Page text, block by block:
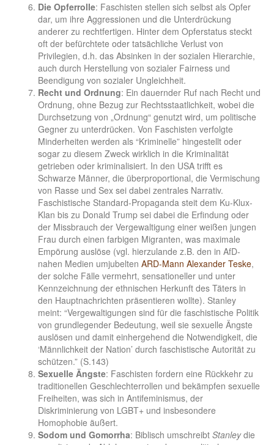
Die Opferrolle: Faschisten stellen sich selbst als Opfer
dar, um ihre Aggressionen und die Unterdrückung
anderer zu rechtfertigen. Hinter dem Opferstatus steckt
oft der befürchtete oder tatsächliche Verlust von
Privilegien, d.h. das Absinken in der sozialen Hierarchie,
auch durch Herstellung von sozialer Fairness und
Beendigung von sozialer Ungleichheit.
Recht und Ordnung: Ein dauernder Ruf nach Recht und
Ordnung, ohne Bezug zur Rechtsstaatlichkeit, wobei die
Durchsetzung von „Ordnung“ genutzt wird, um politische
Gegner zu unterdrücken. Von Faschisten verfolgte
Minderheiten werden als “Kriminelle” hingestellt oder
sogar zu diesem Zweck wirklich in die Kriminalität
getrieben oder kriminalisiert. In den USA trifft es
Schwarze Männer, die überproportional, die Vermischung
von Rasse und Sex sei dabei zentrales Narrativ.
Faschistische Standard-Propaganda steit dem Ku-Klux-
Klan bis zu Donald Trump sei dabei die Erfindung oder
der Missbrauch der Vergewaltigung einer weißen jungen
Frau durch einen farbigen Migranten, was maximale
Empörung auslöse (vgl. hierzulande z.B. den in AfD-
nahen Medien umjubelten ARD-Mann Alexander Teske,
der solche Fälle vermehrt, sensationeller und unter
Kennzeichnung der ethnischen Herkunft des Täters in
den Hauptnachrichten präsentieren wollte). Stanley
meint: “Vergewaltigungen sind für die faschistische Politik
von grundlegender Bedeutung, weil sie sexuelle Ängste
auslösen und damit einhergehend die Notwendigkeit, die
‘Männlichkeit der Nation’ durch faschistische Autorität zu
schützen.” (S.143)
Sexuelle Ängste: Faschisten fordern eine Rückkehr zu
traditionellen Geschlechterrollen und bekämpfen sexuelle
Freiheiten, was sich in Antifeminismus, der
Diskriminierung von LGBT+ und insbesondere
Homophobie äußert.
Sodom und Gomorrha: Biblisch umschreibt Stanleydie